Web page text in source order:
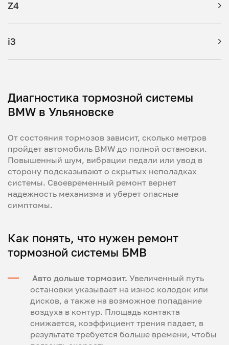
Z4
i3
Диагностика тормозной системы
BMW в Ульяновске
От состояния тормозов зависит, сколько метров
пройдет автомобиль BMW до полной остановки.
Повышенный шум, вибрации педали или увод в
сторону подсказывают о скрытых неполадках
системы. Своевременный ремонт вернет
надежность механизма и уберет опасные
симптомы.
Как понять, что нужен ремонт
тормозной системы БМВ
Авто дольше тормозит. Увеличенный путь
остановки указывает на износ колодок или
дисков, а также на возможное попадание
воздуха в контур. Площадь контакта
снижается, коэффициент трения падает, в
результате требуется больше времени, чтобы